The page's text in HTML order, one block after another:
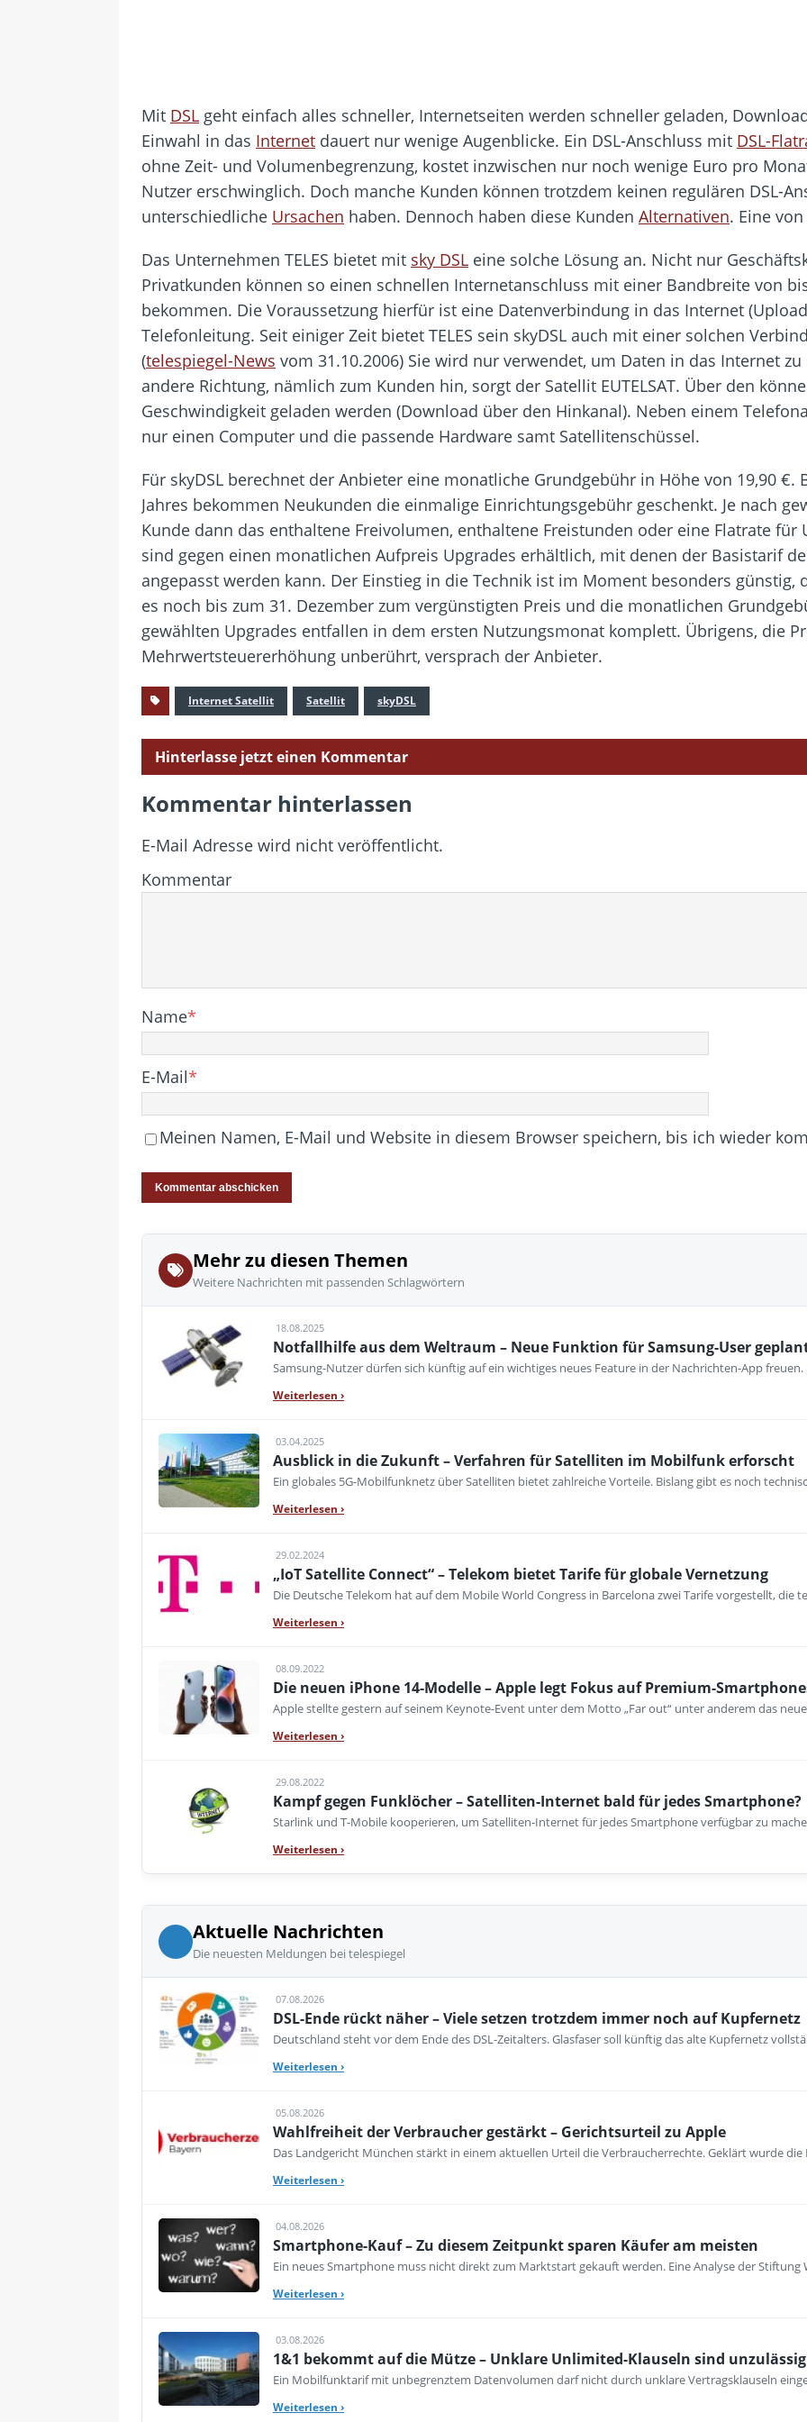
Mit DSL geht einfach alles schneller, Internetseiten werden schneller geladen,
Einwahl in das Internet dauert nur wenige Augenblicke. Ein DSL-Anschluss mit DSL-
ohne Zeit- und Volumenbegrenzung, kostet inzwischen nur noch wenige Euro pro
Nutzer erschwinglich. Doch manche Kunden können trotzdem keinen regulären DSL-
unterschiedliche Ursachen haben. Dennoch haben diese Kunden Alternativen. Eine
Das Unternehmen TELES bietet mit sky DSL eine solche Lösung an. Nicht nur
Privatkunden können so einen schnellen Internetanschluss mit einer Bandbreite von
bekommen. Die Voraussetzung hierfür ist eine Datenverbindung in das Internet
Telefonleitung. Seit einiger Zeit bietet TELES sein skyDSL auch mit einer solchen
(telespiegel-News vom 31.10.2006) Sie wird nur verwendet, um Daten in das Internet
andere Richtung, nämlich zum Kunden hin, sorgt der Satellit EUTELSAT. Über den
Geschwindigkeit geladen werden (Download über den Hinkanal). Neben einem
nur einen Computer und die passende Hardware samt Satellitenschüssel.
Für skyDSL berechnet der Anbieter eine monatliche Grundgebühr in Höhe von 19,90 €.
Jahres bekommen Neukunden die einmalige Einrichtungsgebühr geschenkt. Je nach
Kunde dann das enthaltene Freivolumen, enthaltene Freistunden oder eine Flatrate
sind gegen einen monatlichen Aufpreis Upgrades erhältlich, mit denen der Basistarif
angepasst werden kann. Der Einstieg in die Technik ist im Moment besonders günstig,
es noch bis zum 31. Dezember zum vergünstigten Preis und die monatlichen
gewählten Upgrades entfallen in dem ersten Nutzungsmonat komplett. Übrigens, die
Mehrwertsteuererhöhung unberührt, versprach der Anbieter.
Internet Satellit Satellit skyDSL
Hinterlasse jetzt einen Kommentar
Kommentar hinterlassen
E-Mail Adresse wird nicht veröffentlicht.
Kommentar
Name*
E-Mail*
Meinen Namen, E-Mail und Website in diesem Browser speichern, bis ich wieder
Mehr zu diesen Themen
Weitere Nachrichten mit passenden Schlagwörtern
18.08.2025
Notfallhilfe aus dem Weltraum – Neue Funktion für Samsung-User
Samsung-Nutzer dürfen sich künftig auf ein wichtiges neues Feature in der Nachrichten-App freuen.
Weiterlesen ›
03.04.2025
Ausblick in die Zukunft – Verfahren für Satelliten im Mobilfunk erforscht
Ein globales 5G-Mobilfunknetz über Satelliten bietet zahlreiche Vorteile. Bislang gibt es noch
Weiterlesen ›
29.02.2024
„IoT Satellite Connect“ – Telekom bietet Tarife für globale Vernetzung
Die Deutsche Telekom hat auf dem Mobile World Congress in Barcelona zwei Tarife vorgestellt, die
Weiterlesen ›
08.09.2022
Die neuen iPhone 14-Modelle – Apple legt Fokus auf Premium-
Apple stellte gestern auf seinem Keynote-Event unter dem Motto „Far out“ unter anderem das
Weiterlesen ›
29.08.2022
Kampf gegen Funklöcher – Satelliten-Internet bald für jedes Smartphone?
Starlink und T-Mobile kooperieren, um Satelliten-Internet für jedes Smartphone verfügbar zu
Weiterlesen ›
Aktuelle Nachrichten
Die neuesten Meldungen bei telespiegel
07.08.2026
DSL-Ende rückt näher – Viele setzen trotzdem immer noch auf Kupfernetz
Deutschland steht vor dem Ende des DSL-Zeitalters. Glasfaser soll künftig das alte Kupfernetz
Weiterlesen ›
05.08.2026
Wahlfreiheit der Verbraucher gestärkt – Gerichtsurteil zu Apple
Das Landgericht München stärkt in einem aktuellen Urteil die Verbraucherrechte. Geklärt wurde die
Weiterlesen ›
04.08.2026
Smartphone-Kauf – Zu diesem Zeitpunkt sparen Käufer am meisten
Ein neues Smartphone muss nicht direkt zum Marktstart gekauft werden. Eine Analyse der Stiftung
Weiterlesen ›
03.08.2026
1&1 bekommt auf die Mütze – Unklare Unlimited-Klauseln sind unzulässig
Ein Mobilfunktarif mit unbegrenztem Datenvolumen darf nicht durch unklare Vertragsklauseln
Weiterlesen ›